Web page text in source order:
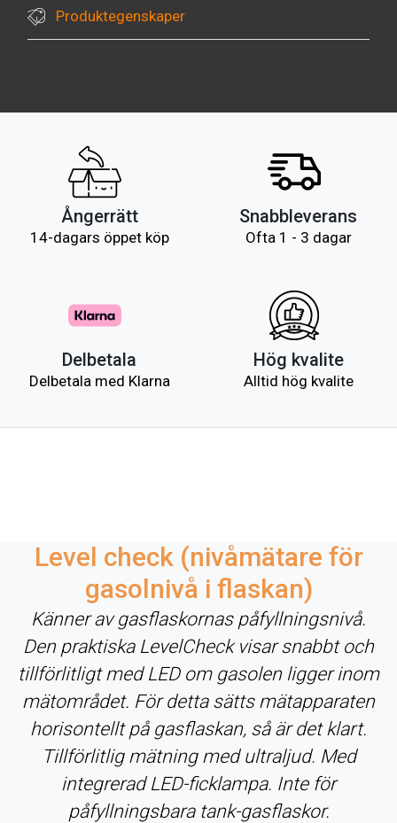
Produktegenskaper
Ångerrätt
14-dagars öppet köp
Snabbleverans
Ofta 1 - 3 dagar
Delbetala
Delbetala med Klarna
Hög kvalite
Alltid hög kvalite
Level check (nivåmätare för
gasolnivå i flaskan)
Känner av gasflaskornas påfyllningsnivå.
Den praktiska LevelCheck visar snabbt och
tillförlitligt med LED om gasolen ligger inom
mätområdet. För detta sätts mätapparaten
horisontellt på gasflaskan, så är det klart.
Tillförlitlig mätning med ultraljud. Med
integrerad LED-ficklampa. Inte för
påfyllningsbara tank-gasflaskor.